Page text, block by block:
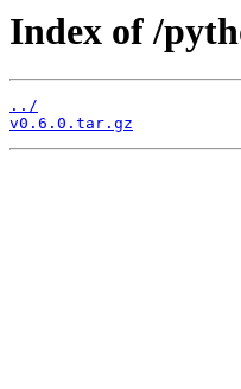
Index of /
../
v0.6.0.tar.gz